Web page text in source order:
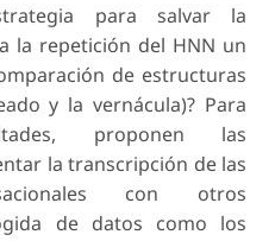
para salvar la
la repetición del HNN un
de estructuras
y la vernácula)? Para
proponen las
la transcripción de las
con otros
de datos como los